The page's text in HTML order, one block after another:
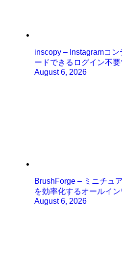
inscopy – Instagramコ
ードできるログイン不
August 6, 2026
BrushForge – ミニチュ
を効率化するオールイン
August 6, 2026